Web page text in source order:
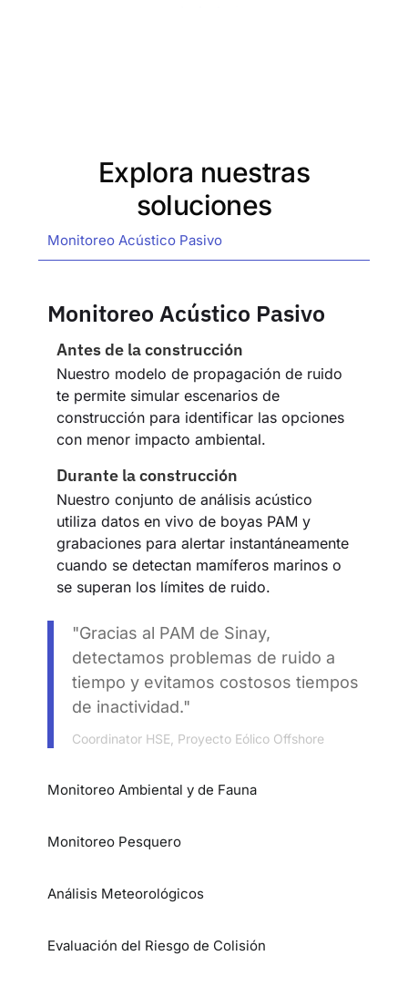
Explora nuestras
soluciones
Monitoreo Acústico Pasivo
Monitoreo Ambiental y de Fauna
Monitoreo Pesquero
Análisis Meteorológicos
Evaluación del Riesgo de Colisión
Monitoreo Acústico Pasivo
Antes de la construcción
Nuestro modelo de propagación de ruido
te permite simular escenarios de
construcción para identificar las opciones
con menor impacto ambiental.
Durante la construcción
Nuestro conjunto de análisis acústico
utiliza datos en vivo de boyas PAM y
grabaciones para alertar instantáneamente
cuando se detectan mamíferos marinos o
se superan los límites de ruido.
"Gracias al PAM de Sinay,
detectamos problemas de ruido a
tiempo y evitamos costosos tiempos
de inactividad."
Coordinator HSE, Proyecto Eólico Offshore